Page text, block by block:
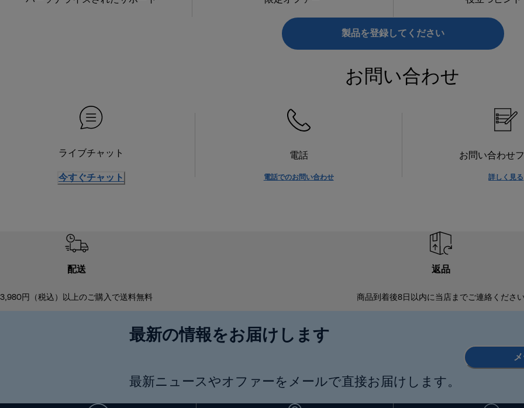
製品を登録してください
お問い合わせ
ライブチャット
今すぐチャット
電話
電話でのお問い合わせ
お問い合わせ
詳しく見る
配送
3,980円（税込）以上のご購入で送料無料
返品
商品到着後8日以内に当店までご連絡ください
最新の情報をお届けします
最新ニュースやオファーをメールで直接お届けします。